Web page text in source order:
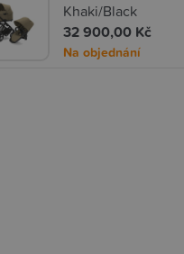
Khaki/Black
32 900,00 Kč
Na objednání